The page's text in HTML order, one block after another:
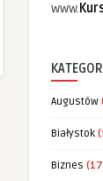
www.
Augustów
Białystok
Biznes